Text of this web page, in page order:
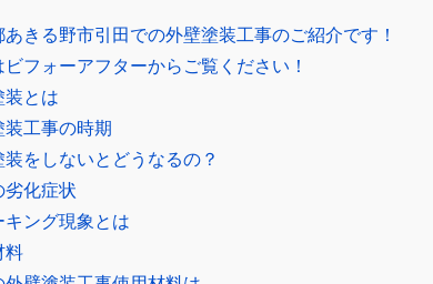
あきる野市引田での外壁塗装工事のご紹介です！
ビフォーアフターからご覧ください！
装とは
装工事の時期
装をしないとどうなるの？
劣化症状
キング現象とは
料